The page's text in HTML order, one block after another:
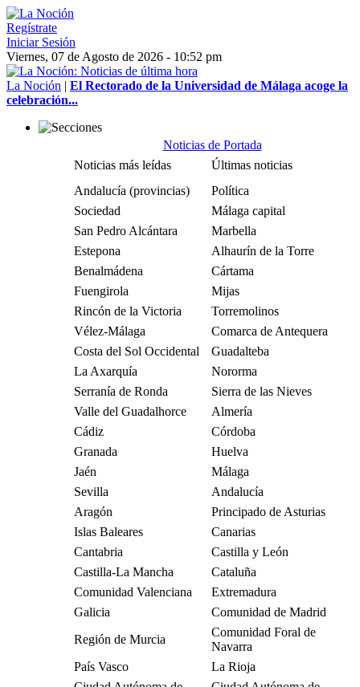
Regístrate
Iniciar Sesión
Viernes, 07 de Agosto de 2026 - 10:52 pm
La Noción | El Rectorado de la Universidad de Málaga acoge la
celebración...
Noticias de Portada
Noticias más leídas
Últimas noticias
Andalucía (provincias)
Política
Sociedad
Málaga capital
San Pedro Alcántara
Marbella
Estepona
Alhaurín de la Torre
Benalmádena
Cártama
Fuengirola
Mijas
Rincón de la Victoria
Torremolinos
Vélez-Málaga
Comarca de Antequera
Costa del Sol Occidental
Guadalteba
La Axarquía
Nororma
Serranía de Ronda
Sierra de las Nieves
Valle del Guadalhorce
Almería
Cádiz
Córdoba
Granada
Huelva
Jaén
Málaga
Sevilla
Andalucía
Aragón
Principado de Asturias
Islas Baleares
Canarias
Cantabria
Castilla y León
Castilla-La Mancha
Cataluña
Comunidad Valenciana
Extremadura
Galicia
Comunidad de Madrid
Región de Murcia
Comunidad Foral de
Navarra
País Vasco
La Rioja